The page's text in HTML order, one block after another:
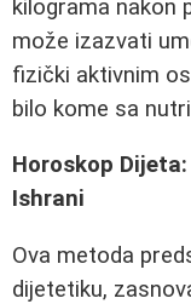
kilograma nakon
može izazvati
fizički aktivnim
bilo kome sa
Horoskop
Ishrani
Ova metoda
dijetetiku,